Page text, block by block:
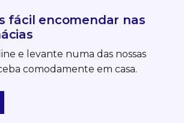
fácil encomendar nas
e levante numa das nossas
comodamente em casa.